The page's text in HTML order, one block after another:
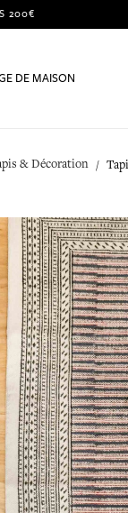
200€
DE MAISON
& Décoration